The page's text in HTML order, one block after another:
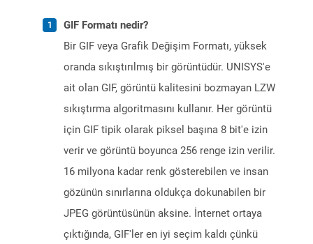
GIF Formatı nedir?
Bir GIF veya Grafik Değişim Formatı, yüksek
oranda sıkıştırılmış bir görüntüdür. UNISYS'e
ait olan GIF, görüntü kalitesini bozmayan LZW
sıkıştırma algoritmasını kullanır. Her görüntü
için GIF tipik olarak piksel başına 8 bit'e izin
verir ve görüntü boyunca 256 renge izin verilir.
16 milyona kadar renk gösterebilen ve insan
gözünün sınırlarına oldukça dokunabilen bir
JPEG görüntüsünün aksine. İnternet ortaya
çıktığında, GIF'ler en iyi seçim kaldı çünkü